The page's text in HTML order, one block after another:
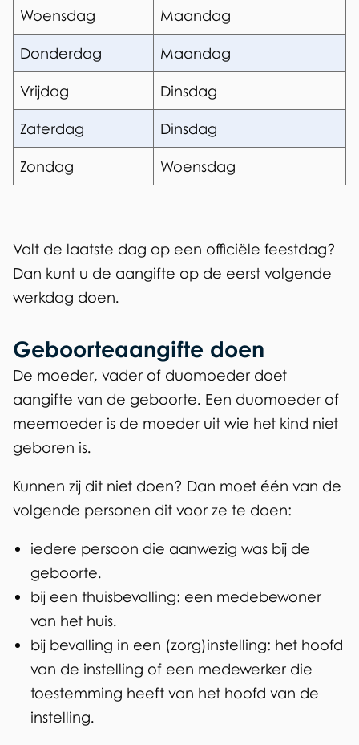
Woensdag Maandag
Donderdag Maandag
Vrijdag Dinsdag
Zaterdag Dinsdag
Zondag Woensdag
Valt de laatste dag op een officiële feestdag?
Dan kunt u de aangifte op de eerst volgende
werkdag doen.
Geboorteaangifte doen
De moeder, vader of duomoeder doet
aangifte van de geboorte. Een duomoeder of
meemoeder is de moeder uit wie het kind niet
geboren is.
Kunnen zij dit niet doen? Dan moet één van de
volgende personen dit voor ze te doen:
iedere persoon die aanwezig was bij de
geboorte.
bij een thuisbevalling: een medebewoner
van het huis.
bij bevalling in een (zorg)instelling: het hoofd
van de instelling of een medewerker die
toestemming heeft van het hoofd van de
instelling.